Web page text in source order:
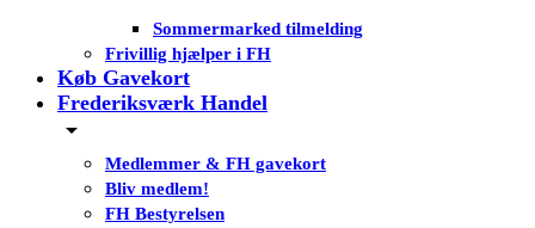
Sommermarked tilmelding
Frivillig hjælper i FH
Køb Gavekort
Frederiksværk Handel
Medlemmer & FH gavekort
Bliv medlem!
FH Bestyrelsen